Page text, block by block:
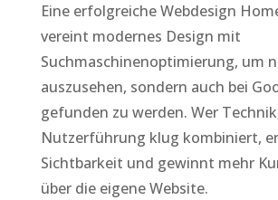
Eine erfolgreiche Webdesign
vereint modernes Design mit
Suchmaschinenoptimierung, um
auszusehen, sondern auch bei
gefunden zu werden. Wer
Nutzerführung klug kombiniert,
Sichtbarkeit und gewinnt mehr
über die eigene Website.